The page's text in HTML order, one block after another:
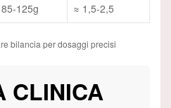
85-125g ≈ 1,5-2,5
bilancia per dosaggi precisi
CLINICA